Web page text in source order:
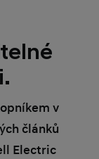
v
článků
Electric